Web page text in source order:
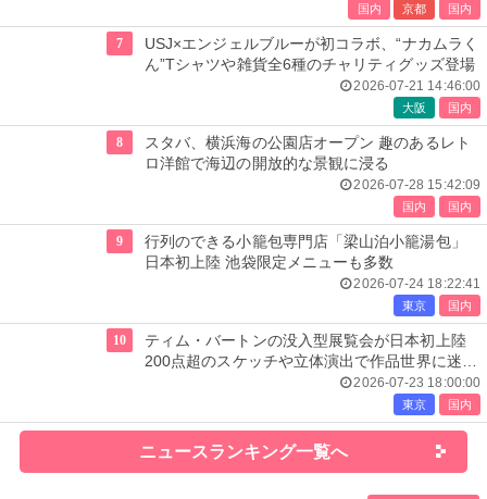
国内 京都 国内
7
USJ×エンジェルブルーが初コラボ、“ナカムラく
ん”Tシャツや雑貨全6種のチャリティグッズ登場
2026-07-21 14:46:00
大阪 国内
8
スタバ、横浜海の公園店オープン 趣のあるレト
ロ洋館で海辺の開放的な景観に浸る
2026-07-28 15:42:09
国内 国内
9
行列のできる小籠包専門店「梁山泊小籠湯包」
日本初上陸 池袋限定メニューも多数
2026-07-24 18:22:41
東京 国内
10
ティム・バートンの没入型展覧会が日本初上陸
200点超のスケッチや立体演出で作品世界に迷い
2026-07-23 18:00:00
東京 国内
ニュースランキング一覧へ